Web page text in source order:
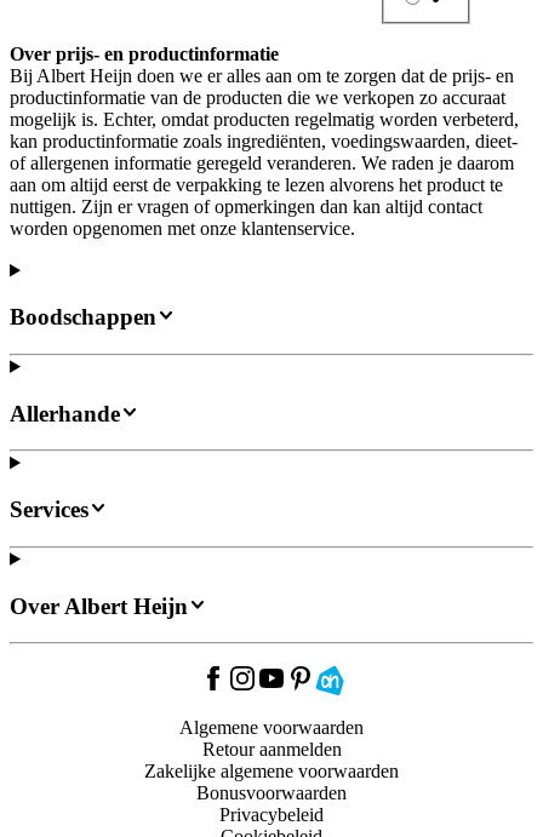
Over prijs- en productinformatie
Bij Albert Heijn doen we er alles aan om te zorgen dat de prijs- en
productinformatie van de producten die we verkopen zo accuraat
mogelijk is. Echter, omdat producten regelmatig worden verbeterd,
kan productinformatie zoals ingrediënten, voedingswaarden, dieet-
of allergenen informatie geregeld veranderen. We raden je daarom
aan om altijd eerst de verpakking te lezen alvorens het product te
nuttigen. Zijn er vragen of opmerkingen dan kan altijd contact
worden opgenomen met onze klantenservice.
Boodschappen
Allerhande
Services
Over Albert Heijn
Algemene voorwaarden
Retour aanmelden
Zakelijke algemene voorwaarden
Bonusvoorwaarden
Privacybeleid